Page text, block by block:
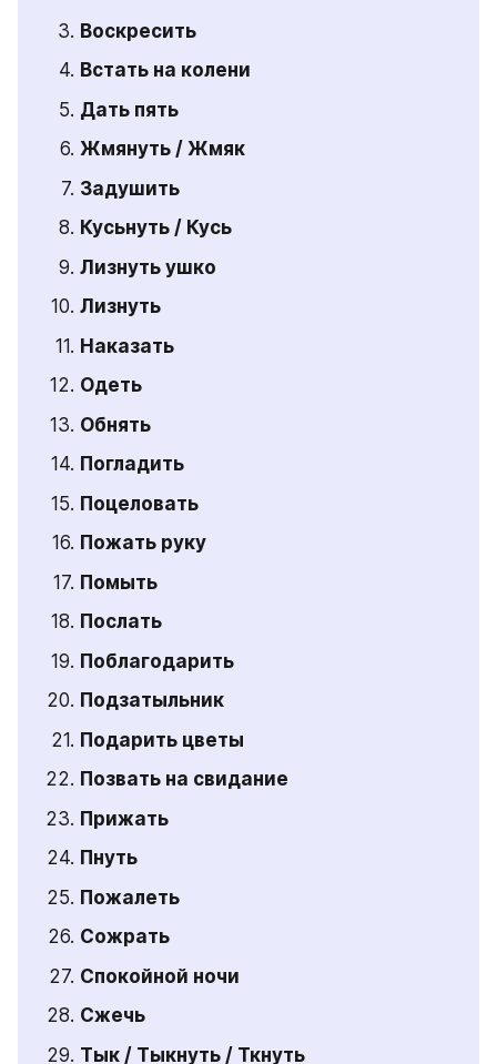
Воскресить
Встать на колени
Дать пять
Жмянуть / Жмяк
Задушить
Кусьнуть / Кусь
Лизнуть ушко
Лизнуть
Наказать
Одеть
Обнять
Погладить
Поцеловать
Пожать руку
Помыть
Послать
Поблагодарить
Подзатыльник
Подарить цветы
Позвать на свидание
Прижать
Пнуть
Пожалеть
Сожрать
Спокойной ночи
Сжечь
Тык / Тыкнуть / Ткнуть